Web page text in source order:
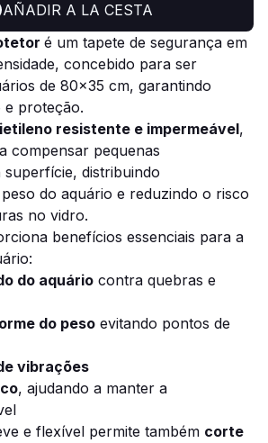
AÑADIR A LA CESTA
é um tapete de segurança em
concebido para ser
de 80x35 cm, garantindo
e proteção.
resistente e impermeável,
compensar pequenas
superfície, distribuindo
do aquário e reduzindo o risco
no vidro.
benefícios essenciais para a
do aquário contra quebras e
do peso evitando pontos de
vibrações
, ajudando a manter a
e flexível permite também corte